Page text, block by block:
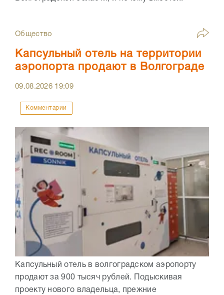
Общество
Капсульный отель на территории
аэропорта продают в Волгограде
09.08.2026 19:09
Комментарии
Капсульный отель в волгоградском аэропорту
продают за 900 тысяч рублей. Подыскивая
проекту нового владельца, прежние